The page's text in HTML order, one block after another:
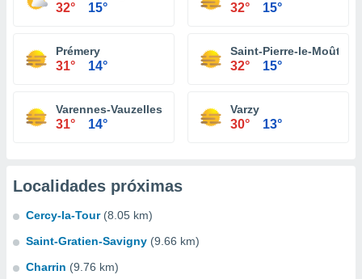
32° 15° 32° 15°
Prémery
31° 14°
Saint-Pierre-le-Moûtier
32° 15°
Varennes-Vauzelles
31° 14°
Varzy
30° 13°
Localidades próximas
Cercy-la-Tour (8.05 km)
Saint-Gratien-Savigny (9.66 km)
Charrin (9.76 km)